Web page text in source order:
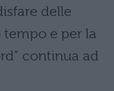
delle
e per la
continua ad